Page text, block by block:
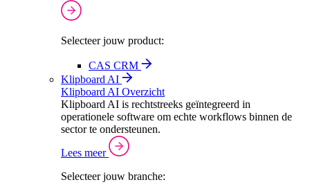
Selecteer jouw product:
CAS CRM
Klipboard AI
Klipboard AI Overzicht
Klipboard AI is rechtstreeks geïntegreerd in
operationele software om echte workflows binnen de
sector te ondersteunen.
Lees meer
Selecteer jouw branche: